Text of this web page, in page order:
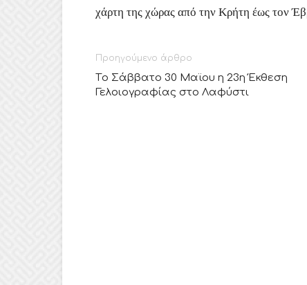
χάρτη της χώρας από την Κρήτη έως τον
Προηγούμενο άρθρο
Tο Σάββατο 30 Μαϊου η 23η Έκθεση
Γελοιογραφίας στο Λαφύστι